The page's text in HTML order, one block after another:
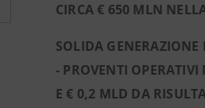
CIRCA € 650 MLN
SOLIDA GENERAZIONE
- PROVENTI
E € 0,2 MLD DA